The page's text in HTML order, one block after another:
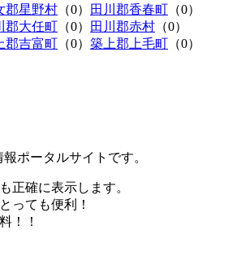
郡星野村 （0） 田川郡香春町 （0）
郡大任町 （0） 田川郡赤村 （0）
郡吉富町 （0） 築上郡上毛町 （0）
ポータルサイトです。
正確に表示します。
っても便利！
！！